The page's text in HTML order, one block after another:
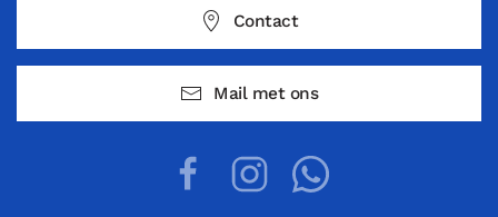
Contact
Mail met ons